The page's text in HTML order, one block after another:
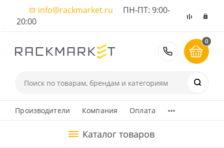
info@rackmarket.ru ПН-ПТ: 9:00-
20:00
8 (495)
0
Производители Компания Оплата ...
Каталог товаров